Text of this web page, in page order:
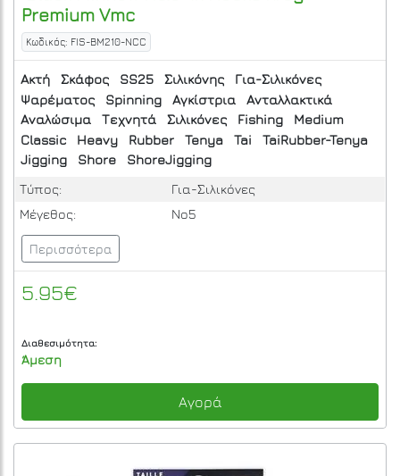
Premium Vmc
Κωδικός: FIS-BM210-NCC
Ακτή Σκάφος SS25 Σιλικόνης
Για-Σιλικόνες
Ψαρέματος
Spinning Αγκίστρια
Ανταλλακτικά
Αναλώσιμα
Τεχνητά Σιλικόνες Fishing
Medium
Classic
Heavy Rubber Tenya Tai
TaiRubber-Tenya
Jigging
Shore
ShoreJigging
Τύπος:
Για-Σιλικόνες
Μέγεθος:
No5
Περισσότερα
5.95€
Διαθεσιμότητα:
Άμεση
Αγορά